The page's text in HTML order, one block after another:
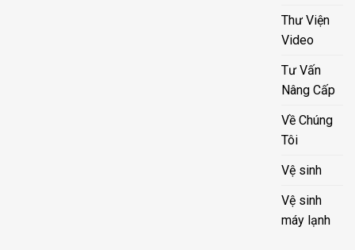
Thư Viện
Video
Tư Vấn
Nâng Cấp
Về Chúng
Tôi
Vệ sinh
Vệ sinh
máy lạnh